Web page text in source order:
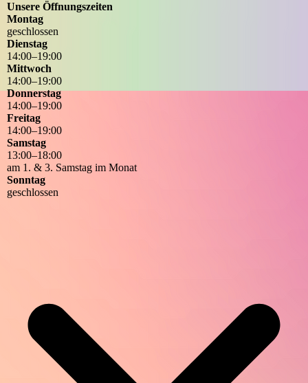
Unsere Öffnungszeiten
Montag
geschlossen
Dienstag
14:00–19:00
Mittwoch
14:00–19:00
Donnerstag
14:00–19:00
Freitag
14:00–19:00
Samstag
13:00–18:00
am 1. & 3. Samstag im Monat
Sonntag
geschlossen